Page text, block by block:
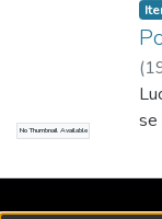
No Thumbnail Available
(
se